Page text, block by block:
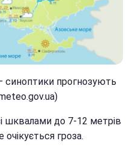
синоптики прогнозують
шквалами до 7-12 метрів
гроза.